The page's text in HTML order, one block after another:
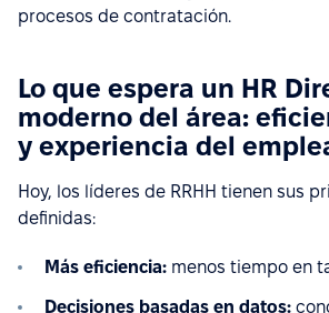
procesos de contratación.
Lo que espera un HR
moderno del área:
y experiencia del
Hoy, los líderes de RRHH tienen sus
definidas:
Más eficiencia: menos tiempo en
Decisiones basadas en datos: